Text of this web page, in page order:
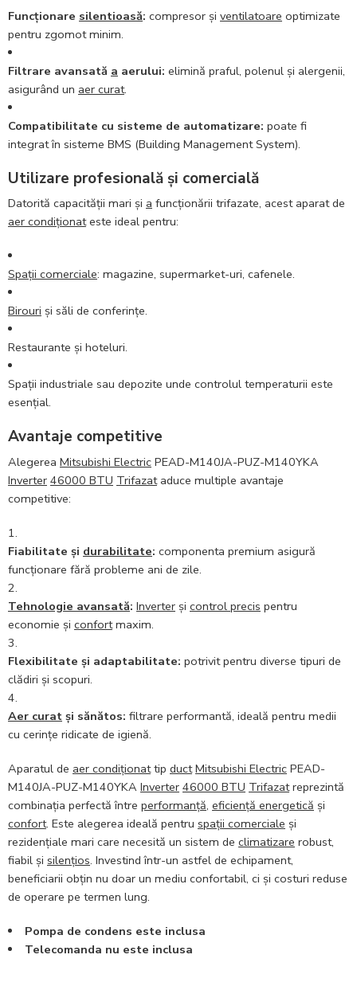
Funcționare silentioasă: compresor și ventilatoare optimizate
pentru zgomot minim.
Filtrare avansată a aerului: elimină praful, polenul și alergenii,
asigurând un aer curat.
Compatibilitate cu sisteme de automatizare: poate fi
integrat în sisteme BMS (Building Management System).
Utilizare profesională și comercială
Datorită capacității mari și a funcționării trifazate, acest aparat de
aer condiționateste ideal pentru:
Spații comerciale: magazine, supermarket-uri, cafenele.
Birouri și săli de conferințe.
Restaurante și hoteluri.
Spații industriale sau depozite unde controlul temperaturii este
esențial.
Avantaje competitive
Alegerea Mitsubishi Electric PEAD-M140JA-PUZ-M140YKA
Inverter 46000 BTU Trifazataduce multiple avantaje
competitive:
Fiabilitate și durabilitate: componenta premium asigură
funcționare fără probleme ani de zile.
Tehnologie avansată: Inverter și control precis pentru
economie și confortmaxim.
Flexibilitate și adaptabilitate: potrivit pentru diverse tipuri de
clădiri și scopuri.
Aer curat și sănătos: filtrare performantă, ideală pentru medii
cu cerințe ridicate de igienă.
Aparatul de aer condiționattip duct Mitsubishi Electric PEAD-
M140JA-PUZ-M140YKA Inverter 46000 BTU Trifazatreprezintă
combinația perfectă între performanță, eficiență energetică și
confort. Este alegerea ideală pentru spații comerciale și
rezidențiale mari care necesită un sistem de climatizare robust,
fiabil și silențios. Investind într-un astfel de echipament,
beneficiarii obțin nu doar un mediu confortabil, ci și costuri reduse
de operare pe termen lung.
Pompa de condens este inclusa
Telecomanda nu este inclusa